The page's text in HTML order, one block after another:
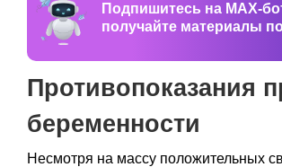
Подпишитесь на MAX-
получайте материалы
Противопоказания
беременности
Несмотря на массу положительных